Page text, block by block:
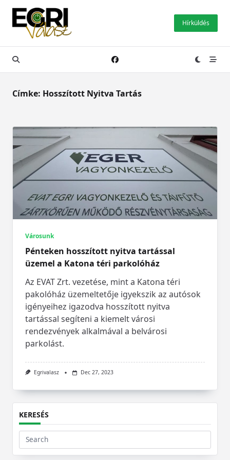
Skip
content
Hírküldés
Címke: Hosszított Nyitva Tartás
Városunk
Pénteken hosszított nyitva tartással
üzemel a Katona téri parkolóház
Az EVAT Zrt. vezetése, mint a Katona téri
pakolóház üzemeltetője igyekszik az autósok
igényeihez igazodva hosszított nyitva
tartással segíteni a kiemelt városi
rendezvények alkalmával a belvárosi
parkolást.
Egrivalasz Dec 27, 2023
KERESÉS
Search
for: